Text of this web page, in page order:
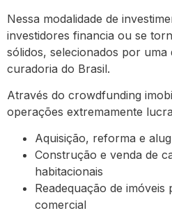
Nessa modalidade de
investidores financia ou se
sólidos, selecionados por uma
curadoria do Brasil.
Através do crowdfunding
operações extremamente
Aquisição, reforma e
Construção e venda de
habitacionais
Readequação de
comercial